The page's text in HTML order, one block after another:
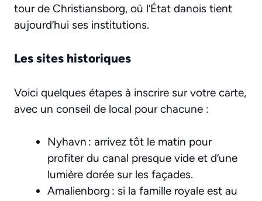
tour de Christiansborg, où l’État danois tient
aujourd’hui ses institutions.
Les sites historiques
Voici quelques étapes à inscrire sur votre carte,
avec un conseil de local pour chacune :
Nyhavn : arrivez tôt le matin pour
profiter du canal presque vide et d’une
lumière dorée sur les façades.
Amalienborg : si la famille royale est au